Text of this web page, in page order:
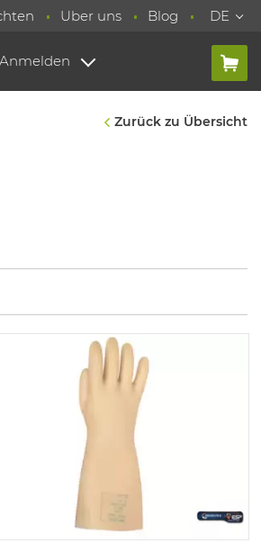
Uber uns Blog DE
Anmelden
Zurück zu Übersicht